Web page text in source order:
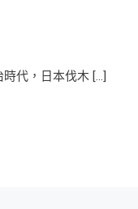
代，日本伐木 […]